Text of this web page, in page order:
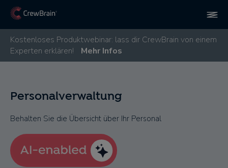
Kostenloses Produktwebinar: lass dir CrewBrain von einem
Experten erklären!
Mehr Infos
Personalverwaltung
Behalten Sie die Übersicht über Ihr Personal